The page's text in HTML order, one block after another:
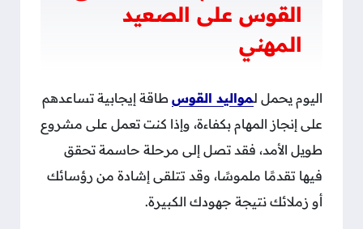
القوس على الصعيد
المهني
اليوم يحمل لمواليد القوس طاقة إيجابية تساعدهم
على إنجاز المهام بكفاءة، وإذا كنت تعمل على مشروع
طويل الأمد، فقد تصل إلى مرحلة حاسمة تحقق
فيها تقدمًا ملموسًا، وقد تتلقى إشادة من رؤسائك
أو زملائك نتيجة جهودك الكبيرة.